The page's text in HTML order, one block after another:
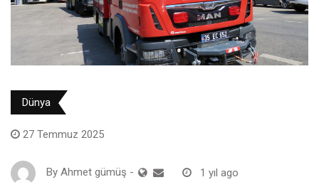
Dünya
27 Temmuz 2025
By Ahmet gümüş - 1 yıl ago